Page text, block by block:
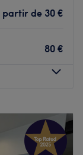
partir de 30 €
80 €
20:00
20:00
–20:00